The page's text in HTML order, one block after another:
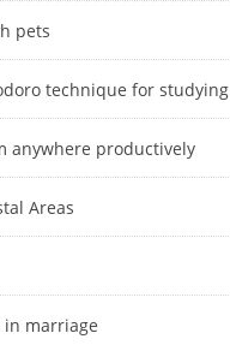
pets
technique for studying
anywhere productively
Areas
in marriage